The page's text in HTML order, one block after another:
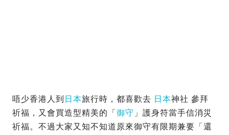
唔少香港人到 日本旅行時，都喜歡去 日本神社 參拜
祈福，又會買造型精美的「 御守 」護身符當手信消災
祈福。不過大家又知不知道原來御守有限期兼要「還